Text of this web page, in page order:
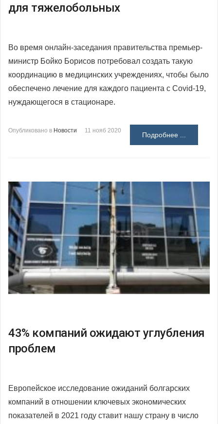
для тяжелобольных
Во время онлайн-заседания правительства премьер-
министр Бойко Борисов потребовал создать такую
координацию в медицинских учреждениях, чтобы было
обеспечено лечение для каждого пациента с Covid-19,
нуждающегося в стационаре.
Опубликовано в Новости 11 нояб 2020
Подробнее ...
43% компаний ожидают углубления
проблем
Европейское исследование ожиданий болгарских
компаний в отношении ключевых экономических
показателей в 2021 году ставит нашу страну в число